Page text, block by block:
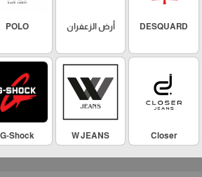
DESQUARD أرض الزعفران
POLO
Closer
W JEANS
G-Shock